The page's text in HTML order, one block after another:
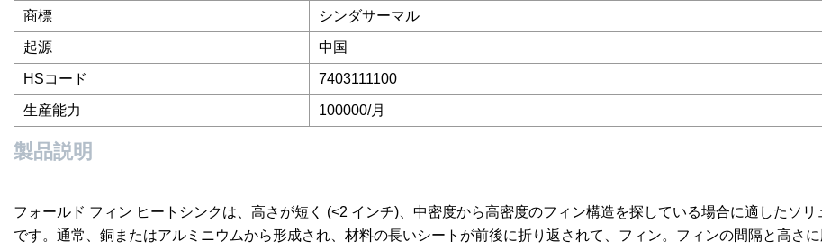
商標 シンダサーマル
起源 中国
HSコード 7403111100
生産能力 100000/月
製品説明
フォールド フィン ヒートシンクは、高さが短く (<2 インチ)、中密度から高密度のフィン構造を探している場合に適したソリ
です。通常、銅またはアルミニウムから形成され、材料の長いシートが前後に折り返されて、フィン。フィンの間隔と高さ